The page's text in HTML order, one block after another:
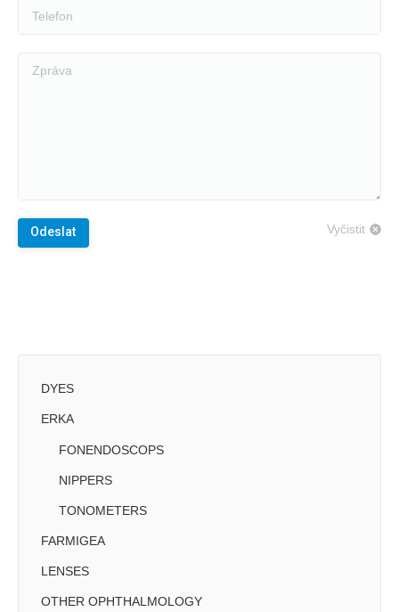
Telefon
Odeslat Vyčistit
DYES
ERKA
FONENDOSCOPS
NIPPERS
TONOMETERS
FARMIGEA
LENSES
OTHER OPHTHALMOLOGY